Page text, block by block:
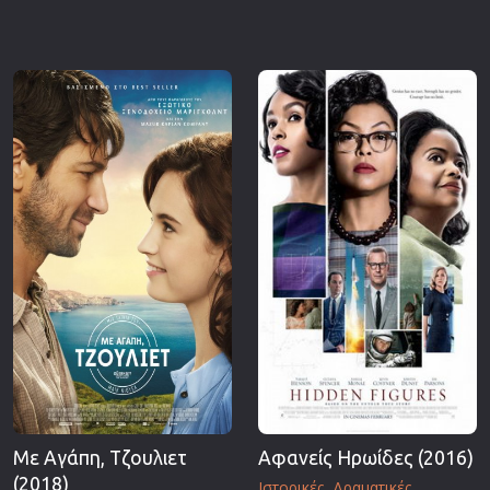
Με Αγάπη, Τζουλιετ
(2018)
Αφανείς Ηρωίδες (2016)